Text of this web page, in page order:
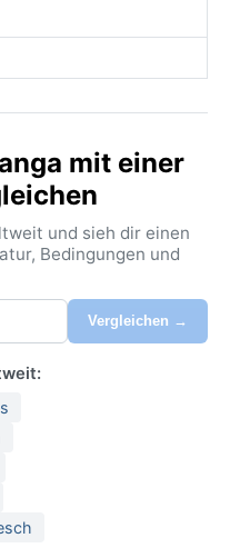
mit einer
und sieh dir einen
Bedingungen und
Vergleichen →